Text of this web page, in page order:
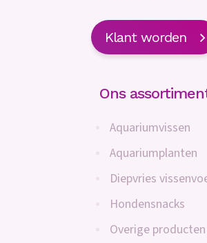
Klant worden
Ons
Aquariumvissen
Aquariumplanten
Diepvries
Hondensnacks
Overige producten